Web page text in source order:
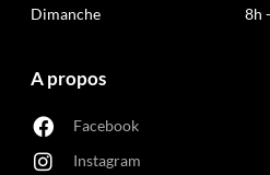
Dimanche
8h
A propos
Facebook
Instagram